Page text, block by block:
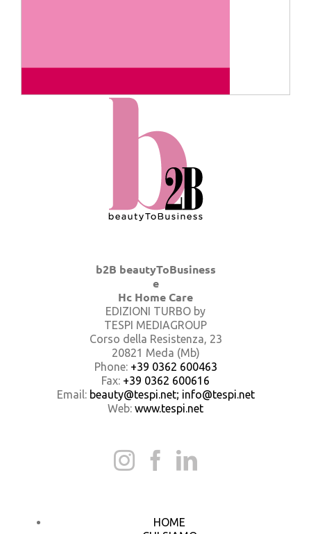
b2B beautyToBusiness
e
Hc Home Care
EDIZIONI TURBO by
TESPI MEDIAGROUP
Corso della Resistenza, 23
20821 Meda (Mb)
Phone: +39 0362 600463
Fax: +39 0362 600616
Email: beauty@tespi.net; info@tespi.net
Web: www.tespi.net
HOME